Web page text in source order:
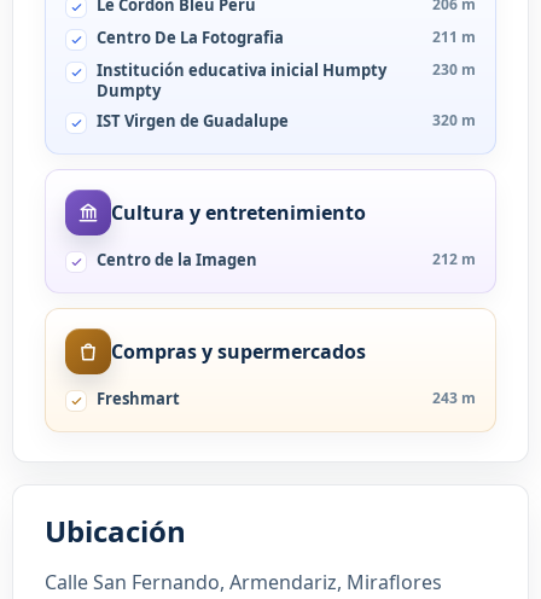
Le Cordon Bleu Perú 206 m
Centro De La Fotografia 211 m
Institución educativa inicial Humpty
Dumpty
230 m
IST Virgen de Guadalupe 320 m
Cultura y entretenimiento
Centro de la Imagen 212 m
Compras y supermercados
Freshmart 243 m
Ubicación
Calle San Fernando, Armendariz, Miraflores